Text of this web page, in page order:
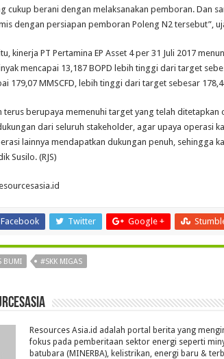
cukup berani dengan melaksanakan pemboran. Dan
dengan persiapan pemboran Poleng N2 tersebut”,
kinerja PT Pertamina EP Asset 4 per 31 Juli 2017
mencapai 13,187 BOPD lebih tinggi dari target
179,07 MMSCFD, lebih tinggi dari target sebesar
terus berupaya memenuhi target yang telah ditetapkan
dari seluruh stakeholder, agar upaya operasi
lainnya mendapatkan dukungan penuh, sehingga
Susilo. (RJS)
Facebook Twitter Google +
BUMI #SKK MIGAS
Resources Asia.id adalah portal berita yang
fokus pada pemberitaan sektor energi seperti
batubara (MINERBA), kelistrikan, energi baru &